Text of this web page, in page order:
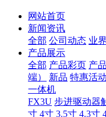
网站首页
新闻资讯
全部 公司动态 业
产品展示
全部 产品彩页 产
端）
新品 特惠活动
一体机
FX3U 步进驱动器
寸 4寸 3.5寸 4.3寸